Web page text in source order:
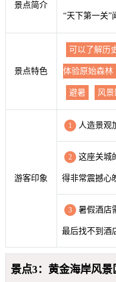
景点简介
“天下第一关”
景点特色
可以了解历
体验原始森林
避暑 风景
游客印象
1 人造景观
2 这座关城
得非常震撼心
3 暑假酒店
最后找不到酒
景点3：黄金海岸风景